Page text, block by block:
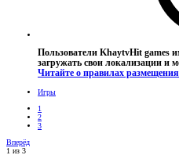
Пользователи KhaytvHit games
загружать свои локализации и
Читайте о правилах размещения
Игры
1
2
3
Вперёд
1 из 3